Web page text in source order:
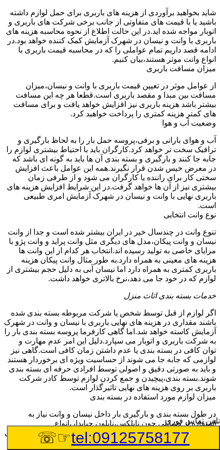
شاید بخواهید برآوردی از هزینه های باربری برای حمل لوازم داشته
باشید یا با قیمت های متفاوتی از جانب برخی شرکت های باربری و
اتوبار مواجه شده اید.در این حالت اطلاع از نحوه محاسبه هزینه های
باربری با وانت و نیسان در شهرک آزمایش کمک کننده خواهد بود.در
ادامه قصد داریم تمام عواملی را که در محاسبه قیمت باربری با
انواع وانت موثر هستند،بیان کنیم.
میزان مسافت باربری
از عوامل موثر در تعیین قیمت باربری با وانت و نیسان،میزان
مسافت بین مبدا و مقصد باربری است.قطعا هر چه این مسافت
بیشتر باشد هزینه باربری نیز افزایش خواهد یافت و برای مسافت
های کمتر هزینه کمتری را پرداخت خواهید کرد.
وضعیت آب و هوا
آب و هوای بارانی و برفی،پروسه حمل بار را به لحاظ بارگیری و
ترافیک سخت تر خواهد کرد.کارگران باید با احتیاط بیشتری لوازم را
جابه جا کنند و بارگیری و بسته بندی آن ها باید به گونه ای باشد که
در معرض خیس شدن قرار نگیرند.همه این عوامل باعث افزایش
سختی کار برای راننده یا کارگران می شود و از طرفی زمان
بیشتری نیز از آن ها خواهد گرفت.در این شرایط افزایش هزینه های
باربری نهایی با وانت و نیسان در شهرک آزمایش امری طبیعی
است.
نوع وانت انتخابی
تنوع وانت در چندسال خیر در ایران بیشتر شده است و جدا از وانت
نیسان و وانت پیکان،مدل های دیگری مثل وانت پراید و وانت پژو با
مزایای خاصی به تولید رسیده اند.انتخاب هر کدام از این وانت ها
هزینه های معینی به همراه دارد.به طور مثال وانت پیکان هزینه
باربری کمتری به همراه دارد اما نیسان آبی به دلیل حجم بیشتری از
لوازم که در خود جا می دهد،نرخ بالاتری خواهد داشت.
خدمات بسته بندی اثاث منزل
اگر لوازم از قبل توسط شخص یا شرکت مربوطه بسته بندی شده
باشند مقداری در هزینه های نهایی باربری با نیسان و وانت در شهرک
آزمایش کاسته خواهد شد.اما گاهی کارفرما پروسه بسته بندی بار را
به شرکت باربری و اتوبار می سپارد.دلیل این امر عدم مهارت و
توان کافی در بسته بندی یا عدم داشتن زمان کافی است.گاهی نیز
لوازمی که جابه جا می شوند از حساسیت ویژه ای برخوردار هستند
و باید به صورتی دقیق و اصولی توسط افرادی حرفه ای بسته بندی
شوند.بسته بندی،پیچیدن و جمع کردن لوازم توسط کادر شرکت
باربری بر روی هزینه های نهایی تاثیرگذار است.
میزان لوازم مورد استفاده در بسته بندی
در طول بسته بندی و بارگیری بار داخل نیسان و وانت نیاز به
استفاده از وسایلی چون نایلکس،نایلون حبابدار،انواع
فوم،طناب،استرچ رپ،کارتن،چسپ و … است.این لوازم در صورتی
که توسط شرکت باربری به محل بارگیری آورده شود،بر هزینه های
تلفن تماس فوری
tel:09125758177
☞☏